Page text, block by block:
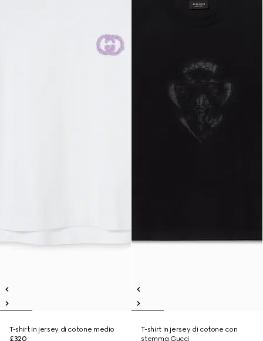
T-shirt in jersey di cotone medio
£320
T-shirt in jersey di cotone con
stemma Gucci